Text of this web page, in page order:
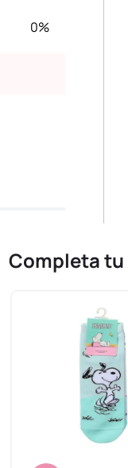
0%
Completa